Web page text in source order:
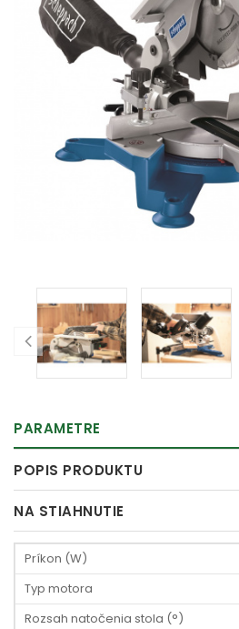
PARAMETRE
POPIS PRODUKTU
NA STIAHNUTIE
Príkon (W)
Typ motora
Rozsah natočenia stola (°)